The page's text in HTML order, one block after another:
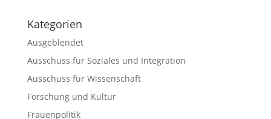
Kategorien
Ausgeblendet
Ausschuss für Soziales und Integration
Ausschuss für Wissenschaft
Forschung und Kultur
Frauenpolitik